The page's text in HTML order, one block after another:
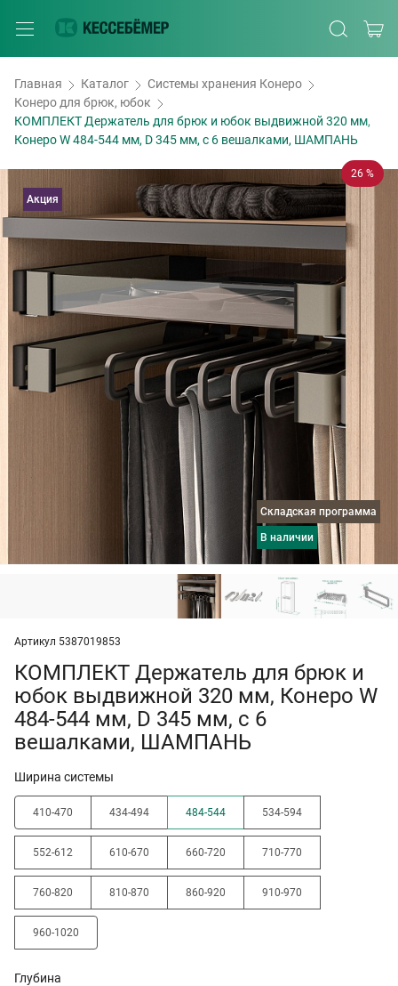
Главная Каталог
Системы хранения Конеро
Конеро для брюк, юбок
КОМПЛЕКТ Держатель для брюк и юбок выдвижной 320 мм,
Конеро W 484-544 мм, D 345 мм, с 6 вешалками, ШАМПАНЬ
26 %
Складская программа
в наличии
Акция
Артикул 5387019853
КОМПЛЕКТ Держатель для брюк и
юбок выдвижной 320 мм, Конеро W
484-544 мм, D 345 мм, с 6
вешалками, ШАМПАНЬ
Ширина системы
410-470 434-494 484-544 534-594
552-612 610-670 660-720 710-770
760-820 810-870 860-920 910-970
960-1020
Глубина